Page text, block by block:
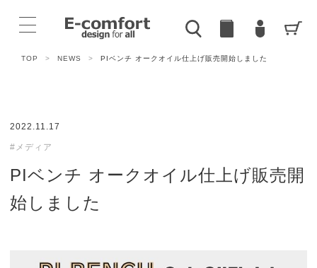
TOP > NEWS > PIベンチ オークオイル仕上げ販売開始しました
2022.11.17
#メディア
PIベンチ オークオイル仕上げ販売開
始しました